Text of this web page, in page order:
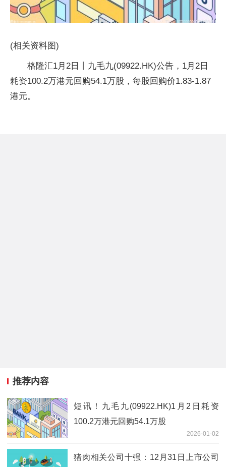
(相关资料图)
格隆汇1月2日丨九毛九(09922.HK)公告，1月2日
耗资100.2万港元回购54.1万股，每股回购价1.83-1.87
港元。
推荐内容
短讯！九毛九(09922.HK)1月2日耗资
100.2万港元回购54.1万股
2026-01-02
猪肉相关公司十强：12月31日上市公司